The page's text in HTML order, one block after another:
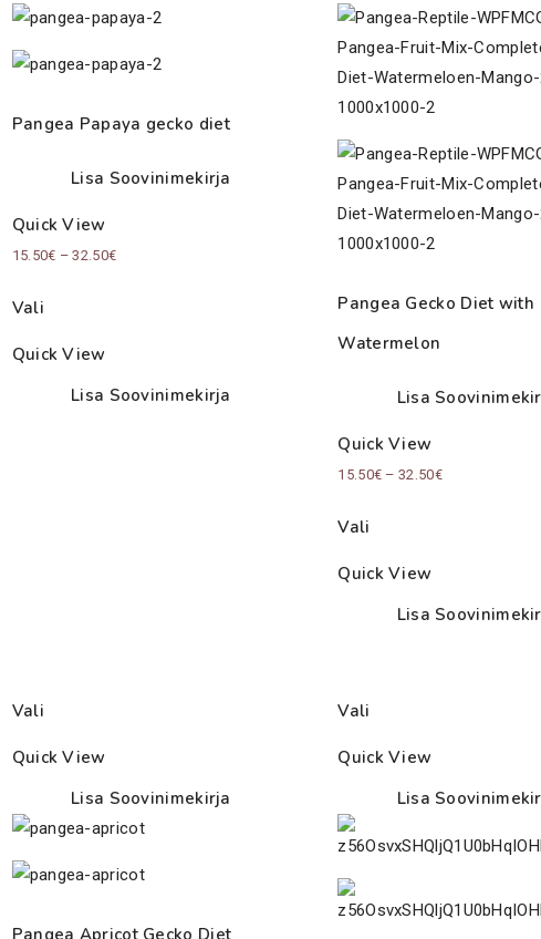
Pangea Papaya gecko diet
Lisa Soovinimekirja
Quick View
15.50€ – 32.50€Price
Vali
Quick View
Lisa Soovinimekirja
Pangea Gecko Diet with
Watermelon
Lisa
Quick View
15.50€ – 32.50€Price
Vali
Quick View
Lisa
Vali
Quick View
Lisa Soovinimekirja
Vali
Quick View
Lisa